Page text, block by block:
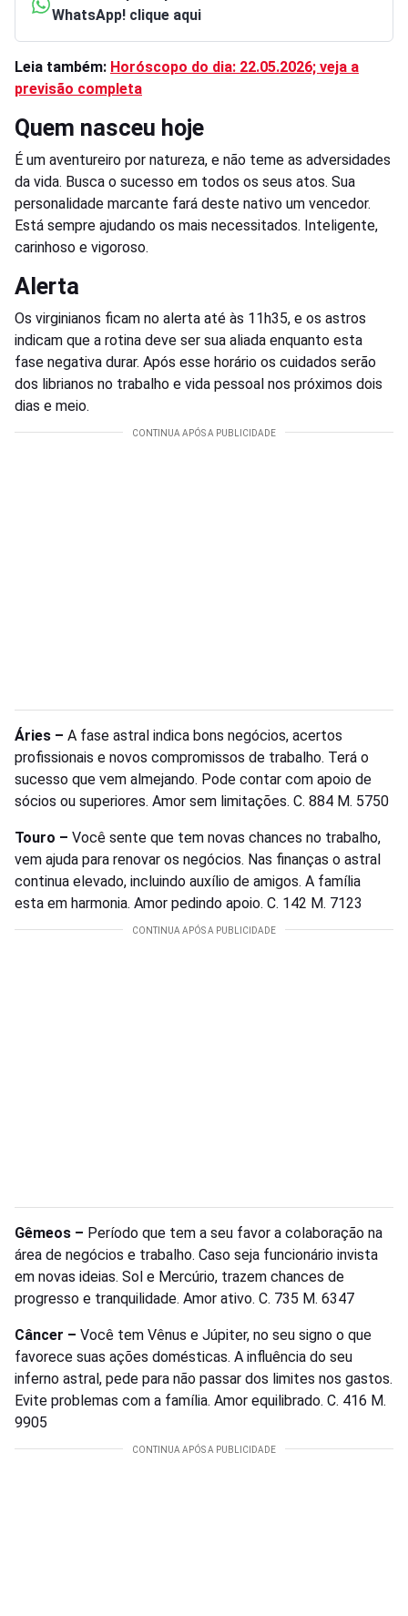
WhatsApp! clique aqui
Leia também: Horóscopo do dia: 22.05.2026; veja a
previsão completa
Quem nasceu hoje
É um aventureiro por natureza, e não teme as adversidades
da vida. Busca o sucesso em todos os seus atos. Sua
personalidade marcante fará deste nativo um vencedor.
Está sempre ajudando os mais necessitados. Inteligente,
carinhoso e vigoroso.
Alerta
Os virginianos ficam no alerta até às 11h35, e os astros
indicam que a rotina deve ser sua aliada enquanto esta
fase negativa durar. Após esse horário os cuidados serão
dos librianos no trabalho e vida pessoal nos próximos dois
dias e meio.
Áries – A fase astral indica bons negócios, acertos
profissionais e novos compromissos de trabalho. Terá o
sucesso que vem almejando. Pode contar com apoio de
sócios ou superiores. Amor sem limitações. C. 884 M. 5750
Touro – Você sente que tem novas chances no trabalho,
vem ajuda para renovar os negócios. Nas finanças o astral
continua elevado, incluindo auxílio de amigos. A família
esta em harmonia. Amor pedindo apoio. C. 142 M. 7123
Gêmeos – Período que tem a seu favor a colaboração na
área de negócios e trabalho. Caso seja funcionário invista
em novas ideias. Sol e Mercúrio, trazem chances de
progresso e tranquilidade. Amor ativo. C. 735 M. 6347
Câncer – Você tem Vênus e Júpiter, no seu signo o que
favorece suas ações domésticas. A influência do seu
inferno astral, pede para não passar dos limites nos gastos.
Evite problemas com a família. Amor equilibrado. C. 416 M.
9905